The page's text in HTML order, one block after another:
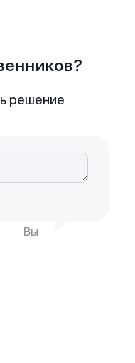
решение
Вы